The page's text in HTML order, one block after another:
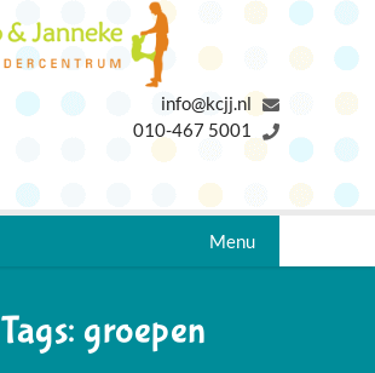
info@kcjj.nl
010-467 5001
Menu
Tags:groepen